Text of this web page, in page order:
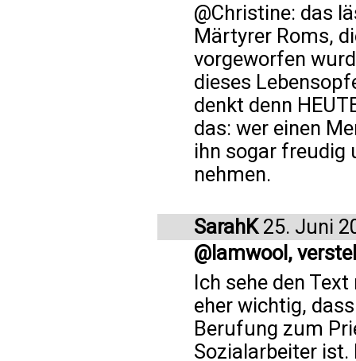
@Christine: das
Märtyrer Roms,
vorgeworfen
dieses
denkt denn
das: wer einen
ihn sogar freudig
nehmen.
SarahK25. Juni
@lamwool,
Ich sehe den
eher wichtig,
Berufung zum
Sozialarbeiter